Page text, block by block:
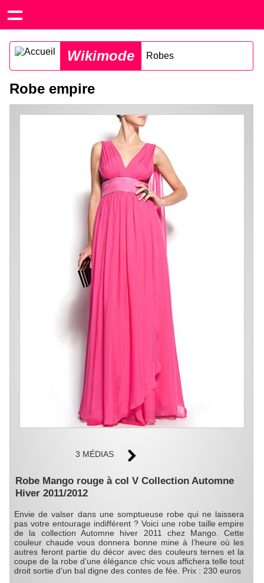
Wikimode Robes
Robe empire
3 MÉDIAS
Robe Mango rouge à col V Collection Automne
Hiver 2011/2012
Envie de valser dans une somptueuse robe qui ne laissera
pas votre entourage indifférent ? Voici une robe taille empire
de la collection Automne hiver 2011 chez Mango. Cette
couleur chaude vous donnera bonne mine à l’heure où les
autres feront partie du décor avec des couleurs ternes et la
coupe de la robe d’une élégance chic vous affichera telle tout
droit sortie d’un bal digne des contes de fée. Prix : 230 euros